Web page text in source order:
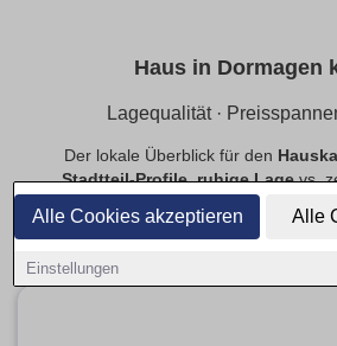
Alle Cookies akzeptieren Alle
Einstellungen
Haus in Dormagen
Lagequalität ·
Der lokale Überblick für den
Stadtteil-Profile,ruhige Lagevs.
sowie Hinweise zu
Provisionsfrei